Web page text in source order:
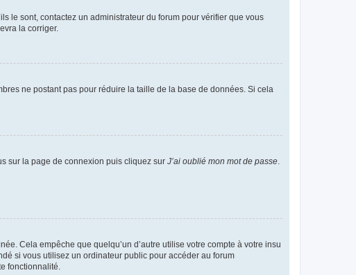
le sont, contactez un administrateur du forum pour vérifier que vous
la corriger.
ne postant pas pour réduire la taille de la base de données. Si cela
sur la page de connexion puis cliquez sur J’ai oublié mon mot de passe
Cela empêche que quelqu’un d’autre utilise votre compte à votre insu
si vous utilisez un ordinateur public pour accéder au forum
fonctionnalité.